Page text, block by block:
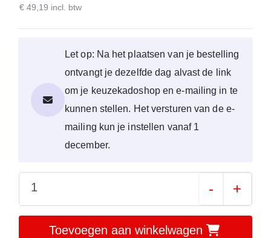
€ 49,19 incl. btw
Let op: Na het plaatsen van je bestelling
ontvangt je dezelfde dag alvast de link
om je keuzekadoshop en e-mailing in te
kunnen stellen. Het versturen van de e-
mailing kun je instellen vanaf 1
december.
- +
Toevoegen aan winkelwagen